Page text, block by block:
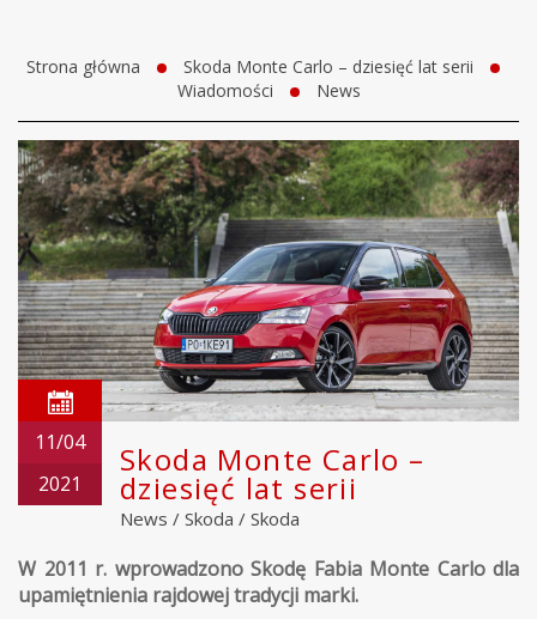
Strona główna
Skoda Monte Carlo – dziesięć lat serii
Wiadomości
News
11/04
2021
Skoda Monte Carlo –
dziesięć lat serii
News / Skoda / Skoda
W 2011 r. wprowadzono Skodę Fabia Monte Carlo dla
upamiętnienia rajdowej tradycji marki.